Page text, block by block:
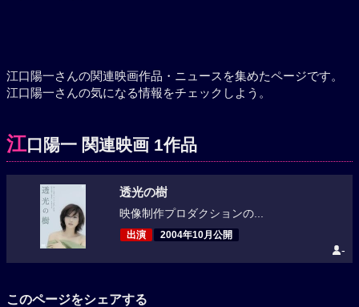
江口陽一さんの関連映画作品・ニュースを集めたページです。
江口陽一さんの気になる情報をチェックしよう。
江口陽一 関連映画 1作品
透光の樹
映像制作プロダクションの...
出演 2004年10月公開
-
このページをシェアする